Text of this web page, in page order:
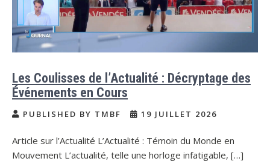
Les Coulisses de l’Actualité : Décryptage des
Événements en Cours
PUBLISHED BY TMBF 19 JUILLET 2026
Article sur l’Actualité L’Actualité : Témoin du Monde en
Mouvement L’actualité, telle une horloge infatigable, […]